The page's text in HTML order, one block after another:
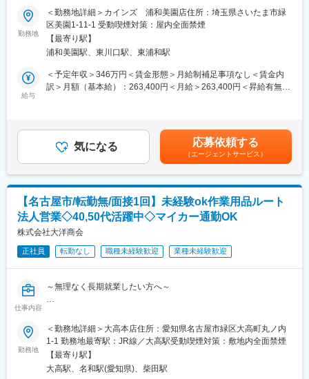
活躍することができます。※区分によって異なります。
■当社の魅力：「常に良いものを低価格で提供すること」をモット
ーに、商品の企画、製造、販売すべての工程を一貫して行い「常
に無駄なコストを削減する」ことを実現しています。DIY関連商品
成を持っており、トータルなライフスタイルの提案を行う当社で
は、製造を委託した海外工場とも綿密な連携をとり、品質管理に
す。
・リフォーム用品の荷受、検品、売場への品出し等
・商品の見積り作成・管理
・お客様のご自宅に訪問し作業実施
・伝票を含む、各種帳票関係の確認や整理の実施
・その他レジ／品だし／発注等リフォームの販売における全ての
業務
困りごとやお客様のニーズ実現の為に積極的な会話を意識してい
ます。
■売場づくりは新たな楽しさの発見：季節ごとのお客様のニーズを
を受賞している魅力的なオリジナル商品が多く、種類も充実。し
かも低価格だからお客様に自信を持ってご提供できます。
■メディアで話題沸騰のカインズのITを駆使した店舗作り。今後も
ITを使ってこれまでにない店頭体験を提供していきます。お客様
の買い物が便利になっていくことを日々感じられる環境です。
■再雇用制度で安心して働けます：定年は65歳ですが、それ以降
は区分が変わり、最長70歳まで働くことができます。長期にわた
って活躍することができます。※区分によって異なります。
■当社の魅力：「常に良いものを低価格で提供すること」をモット
から生活必需品、衣料、家具、ペット、園芸などの多彩な商品構
成を持っており、トータルなライフスタイルの提案を行う当社で
は、製造を委託した海外工場とも綿密な連携をとり、品質管理に
は徹底的にこだわっています。
勤務地
＜勤務地詳細＞カインズ 浦和美園店住所：埼玉県さいたま市緑
区美園1-11-1 受動喫煙対策：屋内全面禁煙
【最寄り駅】
浦和美園駅、東川口駅、東浦和駅
給与
＜予定年収＞346万円＜賃金形態＞月給制補足事項なし＜賃金内
訳＞月額（基本給）：263,400円＜月給＞263,400円＜昇給有無＞
賞与：年2回（6月・12月）※業績による賃金はあくまでも目安の
金額であり、選考を通じて上下する可能性があります。月給(月額)
は固定手当を含めた表記です。
気になる 応募依頼する
（エージェントサービス）
【名古屋市/転勤無/面接1回】未経験ok作業用品ルート
法人営業◇40,50代活躍中◇マイカー通勤OK
株式会社大洋商会
正社員 転勤なし 職種未経験歓迎 業種未経験歓迎
仕事内容
～無理なく長期就業したい方へ～
以上と取引◇店舗、ECサイト、卸など多様な販路を持つ企業／有
給取得率80%以上】
■職務内容：
作業服、作業着、作業用品、作業用手袋、安全保護具、ギフト、
勤務地
＜勤務地詳細＞大高本店住所：愛知県名古屋市緑区大高町丸ノ内
1-1 勤務地最寄駅：JR線／大高駅受動喫煙対策：敷地内全面禁煙
【最寄り駅】
大高駅、名和駅(愛知県)、柴田駅